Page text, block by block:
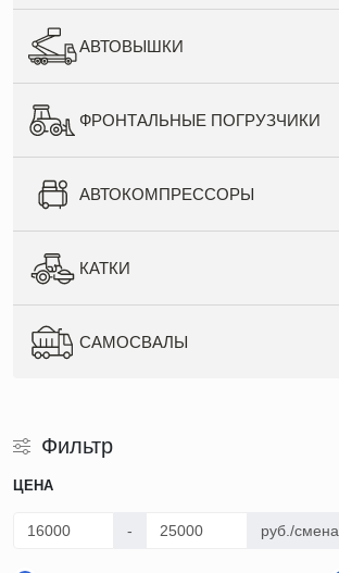
АВТОВЫШКИ
ФРОНТАЛЬНЫЕ ПОГРУЗЧИКИ
АВТОКОМПРЕССОРЫ
КАТКИ
САМОСВАЛЫ
Фильтр
ЦЕНА
- руб./смена